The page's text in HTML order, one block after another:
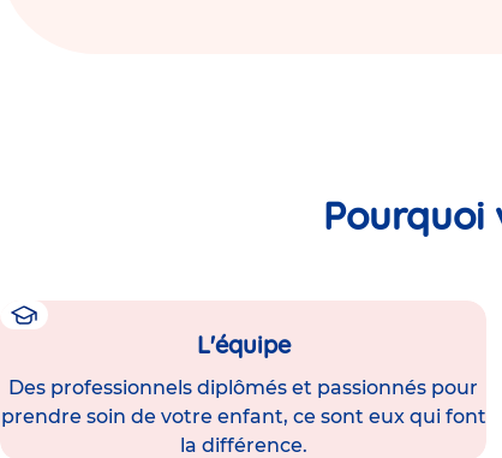
Pourquoi
L'équipe
Des professionnels diplômés et passionnés pour
prendre soin de votre enfant, ce sont eux qui font
la différence.